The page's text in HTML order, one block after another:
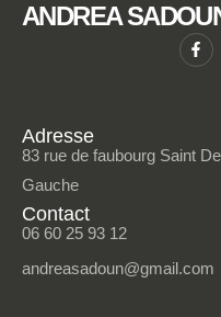
ANDREA
Adresse
83 rue de faubourg Saint
Gauche
Contact
06 60 25 93 12
andreasadoun@gmail.com